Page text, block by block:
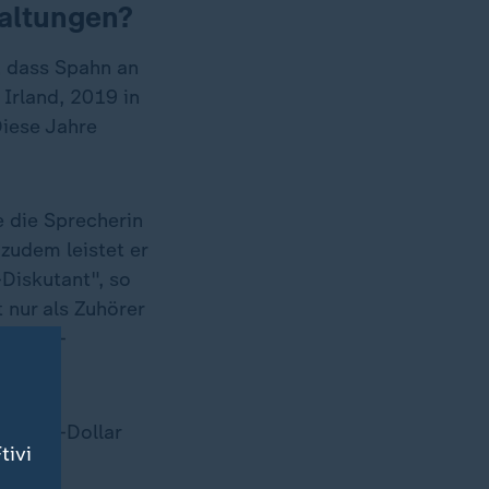
Spahn an
2019 in
Jahre
die Sprecherin
leistet er
so
als Zuhörer
Panel-
US-Dollar